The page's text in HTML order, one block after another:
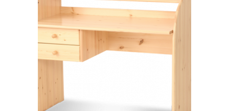
TOVÁBB OLVASOM